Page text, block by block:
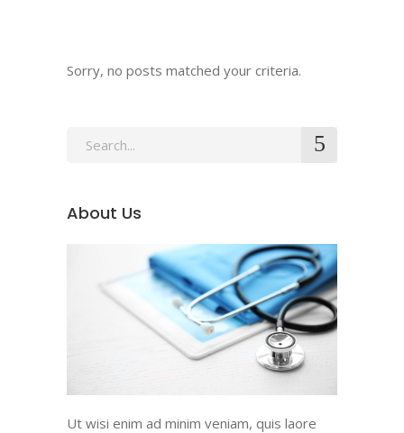
Sorry, no posts matched your criteria.
Search
About Us
Ut wisi enim ad minim veniam, quis laore